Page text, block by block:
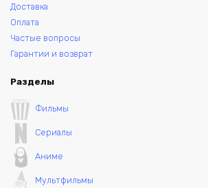
Доставка
Оплата
Частые вопросы
Гарантии и возврат
Разделы
Фильмы
Сериалы
Аниме
Мультфильмы